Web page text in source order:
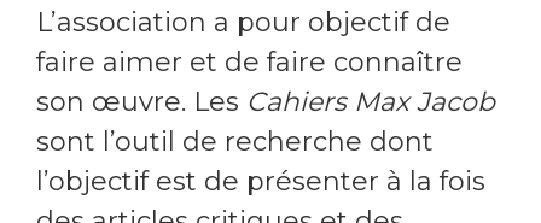
L’association a pour objectif de
faire aimer et de faire connaître
son œuvre. Les Cahiers Max Jacob
sont l’outil de recherche dont
l’objectif est de présenter à la fois